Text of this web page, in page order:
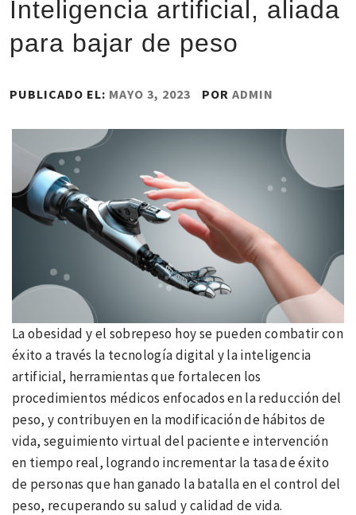
Inteligencia artificial, aliada
para bajar de peso
PUBLICADO EL: MAYO 3, 2023 POR ADMIN
La obesidad y el sobrepeso hoy se pueden combatir con
éxito a través la tecnología digital y la inteligencia
artificial, herramientas que fortalecen los
procedimientos médicos enfocados en la reducción del
peso, y contribuyen en la modificación de hábitos de
vida, seguimiento virtual del paciente e intervención
en tiempo real, logrando incrementar la tasa de éxito
de personas que han ganado la batalla en el control del
peso, recuperando su salud y calidad de vida.